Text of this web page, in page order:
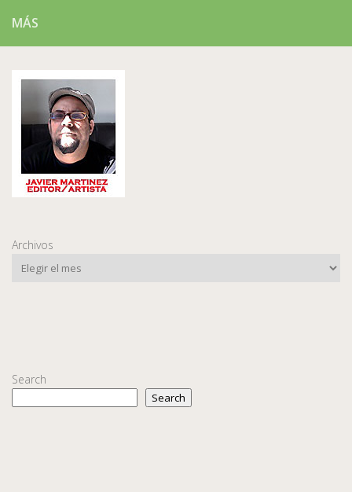
MÁS
Archivos
Search
Search